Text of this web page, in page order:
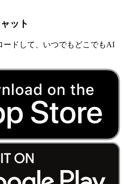
ット
ードして、いつでもどこでもAI